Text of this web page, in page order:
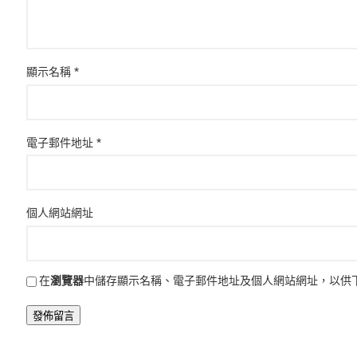
顯示名稱 *
電子郵件地址 *
個人網站網址
在瀏覽器中儲存顯示名稱、電子郵件地址及個人網站網址，以供